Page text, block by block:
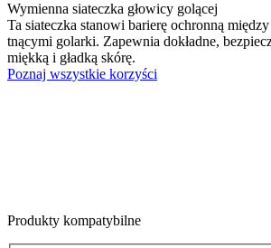
Wymienna siateczka głowicy golącej
Ta siateczka stanowi barierę ochronną
tnącymi golarki. Zapewnia dokładne,
miękką i gładką skórę.
Poznaj wszystkie korzyści
Produkty kompatybilne